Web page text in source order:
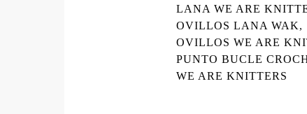
LANA WE ARE
OVILLOS LANA WAK,
OVILLOS WE ARE
PUNTO BUCLE
WE ARE KNITTERS